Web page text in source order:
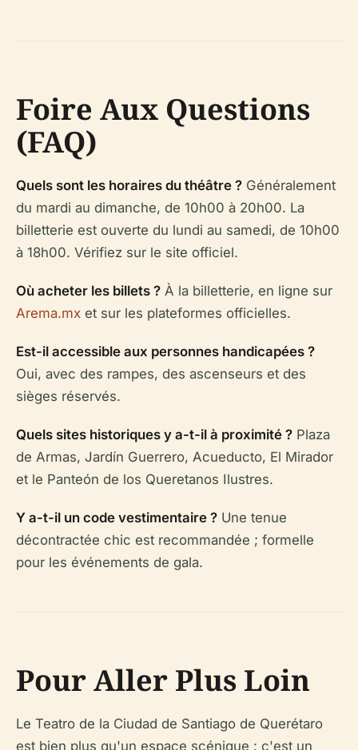
Foire Aux Questions
(FAQ)
Quels sont les horaires du théâtre ? Généralement
du mardi au dimanche, de 10h00 à 20h00. La
billetterie est ouverte du lundi au samedi, de 10h00
à 18h00. Vérifiez sur le site officiel.
Où acheter les billets ? À la billetterie, en ligne sur
Arema.mx et sur les plateformes officielles.
Est-il accessible aux personnes handicapées ?
Oui, avec des rampes, des ascenseurs et des
sièges réservés.
Quels sites historiques y a-t-il à proximité ? Plaza
de Armas, Jardín Guerrero, Acueducto, El Mirador
et le Panteón de los Queretanos Ilustres.
Y a-t-il un code vestimentaire ? Une tenue
décontractée chic est recommandée ; formelle
pour les événements de gala.
Pour Aller Plus Loin
Le Teatro de la Ciudad de Santiago de Querétaro
est bien plus qu'un espace scénique : c'est un